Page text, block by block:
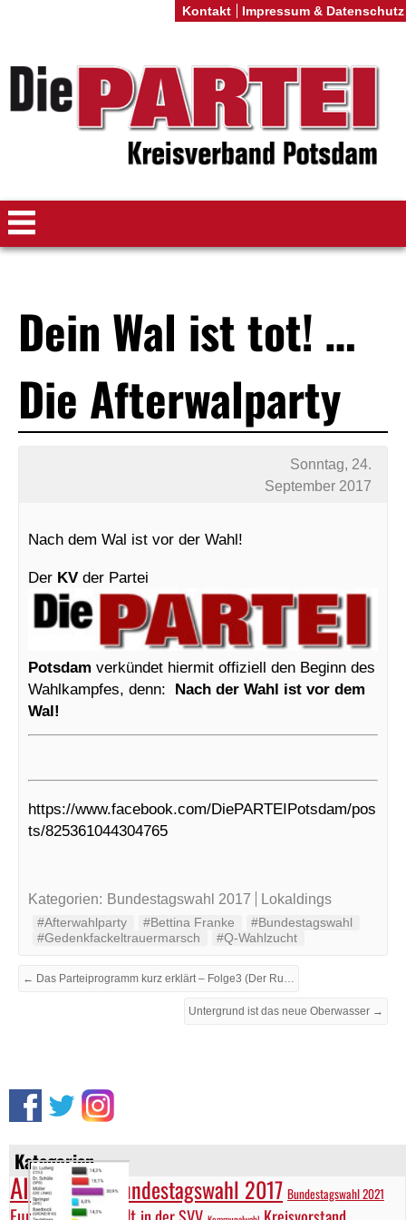
Kategorien
AllgemeinBundestagswahl 2017 Bundestagswahl 2021
Dein Wal ist tot! …
Die Afterwalparty
Sonntag, 24.
September 2017
Nach dem Wal ist vor der Wahl!
Der KV der Partei
Potsdam verkündet hiermit offiziell den Beginn des
Wahlkampfes, denn: Nach der Wahl ist vor dem
Wal!
https://www.facebook.com/DiePARTEIPotsdam/pos
ts/825361044304765
Kategorien: Bundestagswahl 2017 Lokaldings
#Afterwahlparty #Bettina Franke
#Bundestagswahl
#Gedenkfackeltrauermarsch
#Q-Wahlzucht
Untergrund ist das neue Oberwasser →
Kontakt Impressum & Datenschutz